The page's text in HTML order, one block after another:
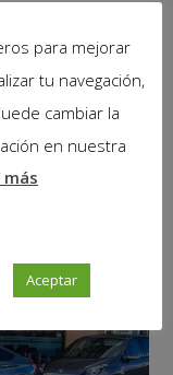
para mejorar
tu navegación,
cambiar la
en nuestra
más
Aceptar